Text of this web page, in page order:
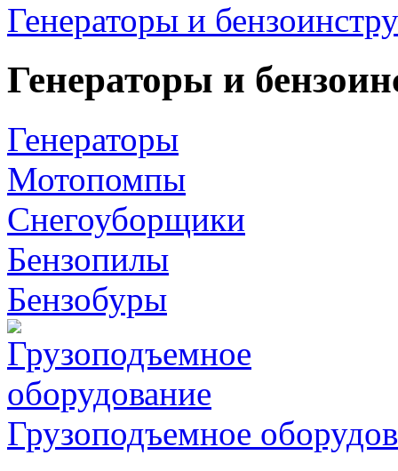
Генераторы и
Генераторы и
Генераторы
Мотопомпы
Снегоуборщики
Бензопилы
Бензобуры
Грузоподъемное